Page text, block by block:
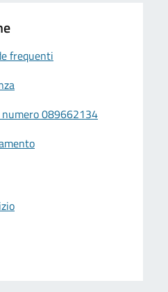
frequenti
numero 089662134